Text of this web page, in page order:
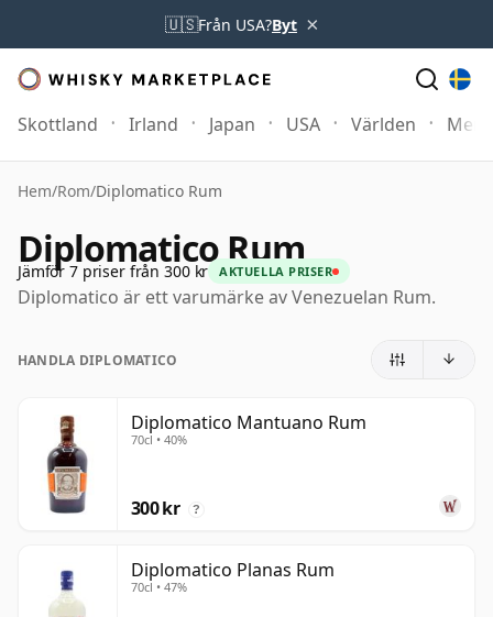
🇺🇸Från USA?Byt ×
Skottland Irland Japan USA Världen Mer
Hem/Rom/Diplomatico Rum
Diplomatico Rum
Jämför 7 priser från 300 kr AKTUELLA PRISER
Diplomatico är ett varumärke av Venezuelan Rum.
HANDLA DIPLOMATICO
Diplomatico Mantuano Rum
70cl • 40%
300 kr ?
Diplomatico Planas Rum
70cl • 47%